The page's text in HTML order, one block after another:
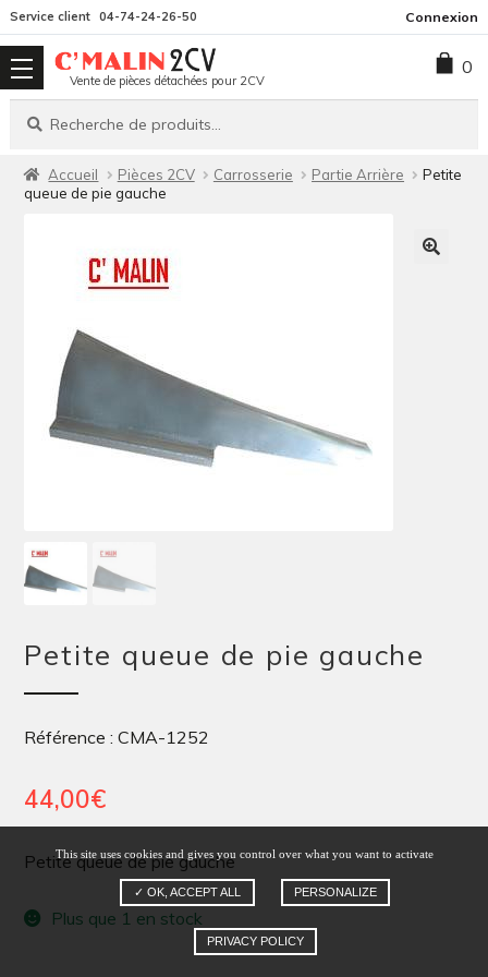
la
navigation
contenu
Service client 04-74-24-26-50 Connexion
Vente de pièces détachées pour 2CV
Recherche
Recherche
0
Accueil Pièces 2CV Carrosserie Partie Arrière
Petite
queue de pie gauche
Petite queue de pie gauche
Référence : CMA-1252
44,00€
Petite queue de pie gauche
Plus que 1 en stock
This site uses cookies and gives you control over what you want to activate
✓ OK, ACCEPT ALL PERSONALIZE
PRIVACY POLICY